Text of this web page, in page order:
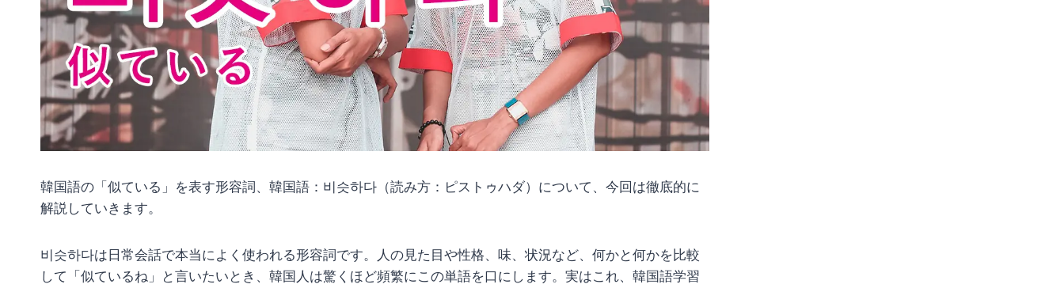
韓国語の「似ている」を表す形容詞、韓国語：비슷하다（読み方：ピストゥハダ）について、今回は徹底的に
解説していきます。
비슷하다は日常会話で本当によく使われる形容詞です。人の見た目や性格、味、状況など、何かと何かを比較
して「似ているね」と言いたいとき、韓国人は驚くほど頻繁にこの単語を口にします。実はこれ、韓国語学習